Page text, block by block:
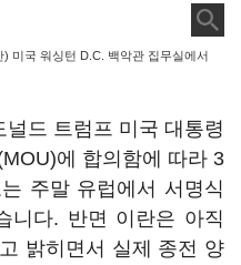
미국 워싱턴 D.C. 백악관 집무실에서
드 트럼프 미국 대통령
에 합의함에 따라 3
주말 유럽에서 서명식
니다. 반면 이란은 아직
밝히면서 실제 종전 양